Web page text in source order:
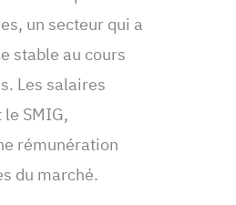
un secteur qui a
stable au cours
Les salaires
SMIG,
rémunération
du marché.